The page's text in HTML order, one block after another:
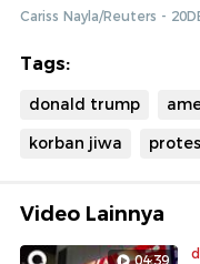
Menurut data
jumlah korban jiwa
1.850 orang dan
Cariss Nayla/Reuters -
Tags:
donald trump
korban jiwa
Video Lainnya
04:39